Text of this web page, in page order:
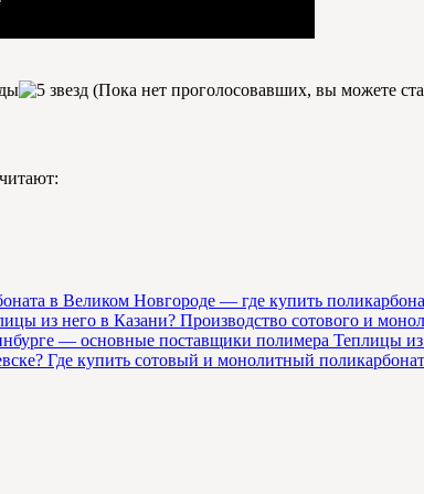
(Пока нет проголосовавших, вы можете
в Великом Новгороде — где купить
Производство сотового и
Теплицы
Где купить сотовый и монолитный